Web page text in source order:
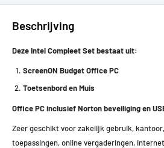
Beschrijving
Deze Intel Compleet Set bestaat uit:
ScreenON Budget Office PC
Toetsenbord en Muis
Office PC inclusief Norton beveiliging en
Zeer geschikt voor zakelijk gebruik,
toepassingen, online vergaderingen,